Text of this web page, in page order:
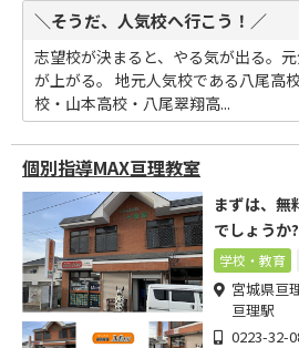
＼そうだ、人気校へ行こう！／
志望校が決まると、やる気が出る。
が上がる。 地元人気校である八尾高
校・山本高校・八尾翠翔高...
個別指導MAX亘理教室
まずは、無
でしょうか?
学校・教育
宮城県亘
亘理駅
0223-32-